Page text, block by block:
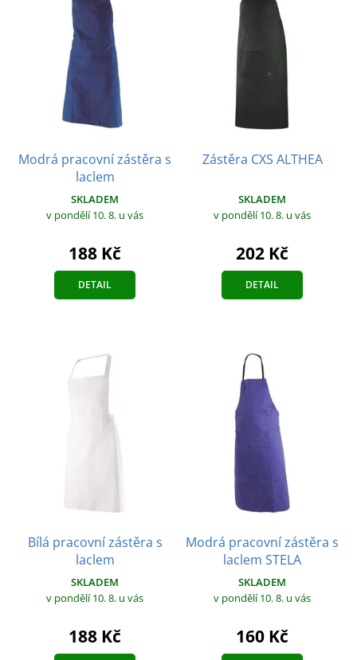
Modrá pracovní zástěra s
laclem
SKLADEM
v pondělí 10. 8. u vás
188 Kč
DETAIL
Zástěra CXS ALTHEA
SKLADEM
v pondělí 10. 8. u vás
202 Kč
DETAIL
Bílá pracovní zástěra s
laclem
SKLADEM
v pondělí 10. 8. u vás
188 Kč
Modrá pracovní zástěra s
laclem STELA
SKLADEM
v pondělí 10. 8. u vás
160 Kč